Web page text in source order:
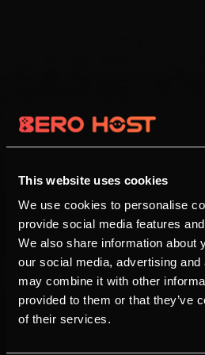
This website uses cookies
We use cookies to personalise
provide social media features
We also share information about
our social media, advertising
may combine it with other
provided to them or that they’ve
of their services.